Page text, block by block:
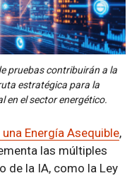
pruebas contribuirán a la
estratégica para la
en el sector energético.
Energía Asequible,
las múltiples
de la IA, como la Ley